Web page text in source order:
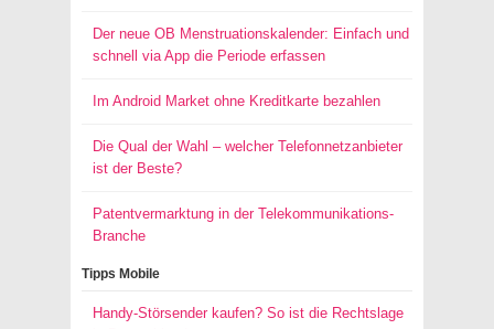
Der neue OB Menstruationskalender: Einfach und
schnell via App die Periode erfassen
Im Android Market ohne Kreditkarte bezahlen
Die Qual der Wahl – welcher Telefonnetzanbieter
ist der Beste?
Patentvermarktung in der Telekommunikations-
Branche
Tipps Mobile
Handy-Störsender kaufen? So ist die Rechtslage